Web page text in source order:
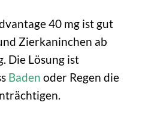
40 mg ist gut
Zierkaninchen ab
Die Lösung ist
Baden oder Regen die